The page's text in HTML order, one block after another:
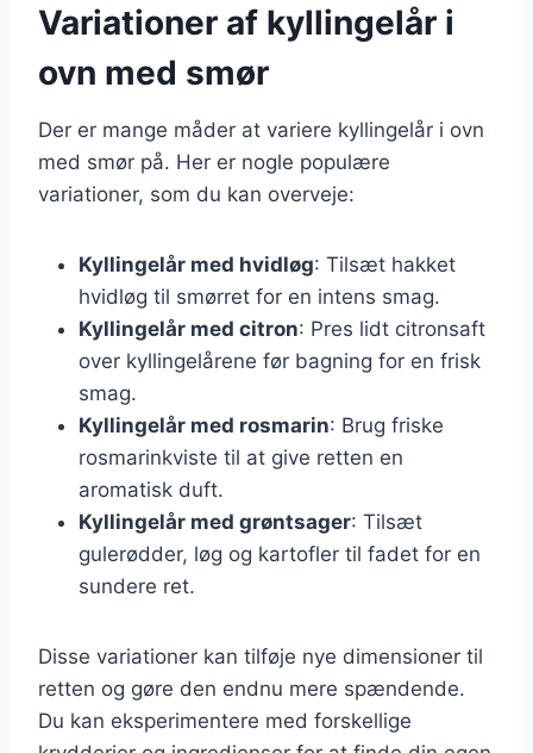
Variationer af kyllingelår i
ovn med smør
Der er mange måder at variere kyllingelår i ovn
med smør på. Her er nogle populære
variationer, som du kan overveje:
Kyllingelår med hvidløg: Tilsæt hakket
hvidløg til smørret for en intens smag.
Kyllingelår med citron: Pres lidt citronsaft
over kyllingelårene før bagning for en frisk
smag.
Kyllingelår med rosmarin: Brug friske
rosmarinkviste til at give retten en
aromatisk duft.
Kyllingelår med grøntsager: Tilsæt
gulerødder, løg og kartofler til fadet for en
sundere ret.
Disse variationer kan tilføje nye dimensioner til
retten og gøre den endnu mere spændende.
Du kan eksperimentere med forskellige